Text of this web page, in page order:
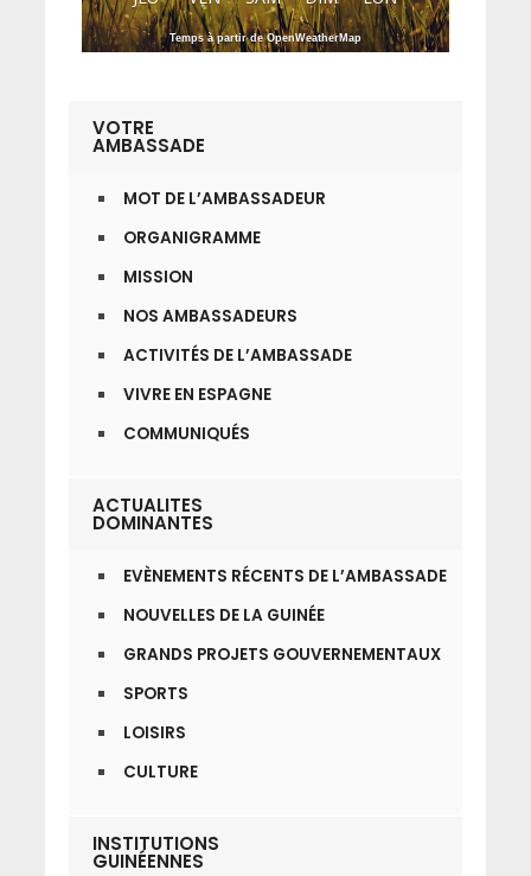
Temps à partir de OpenWeatherMap
VOTRE
AMBASSADE
MOT DE L’AMBASSADEUR
ORGANIGRAMME
MISSION
NOS AMBASSADEURS
ACTIVITÉS DE L’AMBASSADE
VIVRE EN ESPAGNE
COMMUNIQUÉS
ACTUALITES
DOMINANTES
EVÈNEMENTS RÉCENTS DE L’AMBASSADE
NOUVELLES DE LA GUINÉE
GRANDS PROJETS GOUVERNEMENTAUX
SPORTS
LOISIRS
CULTURE
INSTITUTIONS
GUINÉENNES